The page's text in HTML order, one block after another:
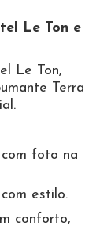
Le Ton e
Le Ton,
Terra
foto na
estilo.
conforto,